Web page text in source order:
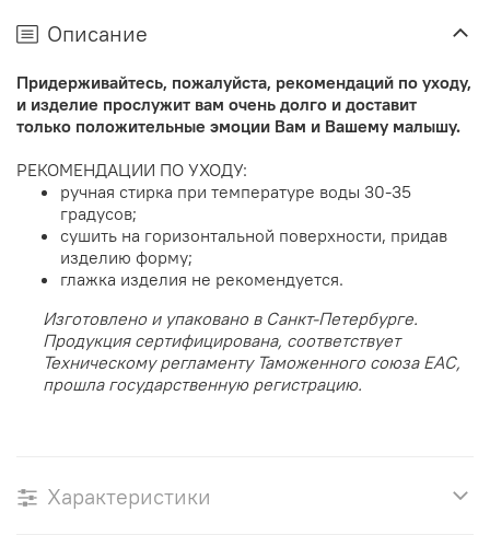
Описание
Придерживайтесь, пожалуйста, рекомендаций по уходу,
и изделие прослужит вам очень долго и доставит
только положительные эмоции Вам и Вашему малышу.
РЕКОМЕНДАЦИИ ПО УХОДУ:
ручная стирка при температуре воды 30-35
градусов;
сушить на горизонтальной поверхности, придав
изделию форму;
глажка изделия не рекомендуется.
Изготовлено и упаковано в Санкт-Петербурге.
Продукция сертифицирована, соответствует
Техническому регламенту Таможенного союза EAC,
прошла государственную регистрацию.
Характеристики